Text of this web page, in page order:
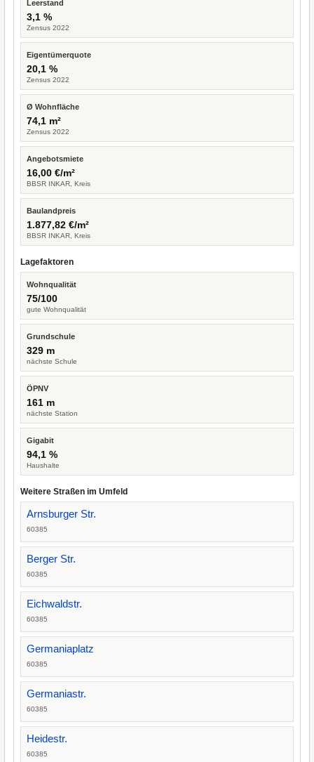
Leerstand
3,1 %
Zensus 2022
Eigentümerquote
20,1 %
Zensus 2022
Ø Wohnfläche
74,1 m²
Zensus 2022
Angebotsmiete
16,00 €/m²
BBSR INKAR, Kreis
Baulandpreis
1.877,82 €/m²
BBSR INKAR, Kreis
Lagefaktoren
Wohnqualität
75/100
gute Wohnqualität
Grundschule
329 m
nächste Schule
ÖPNV
161 m
nächste Station
Gigabit
94,1 %
Haushalte
Weitere Straßen im Umfeld
Arnsburger Str.
60385
Berger Str.
60385
Eichwaldstr.
60385
Germaniaplatz
60385
Germaniastr.
60385
Heidestr.
60385